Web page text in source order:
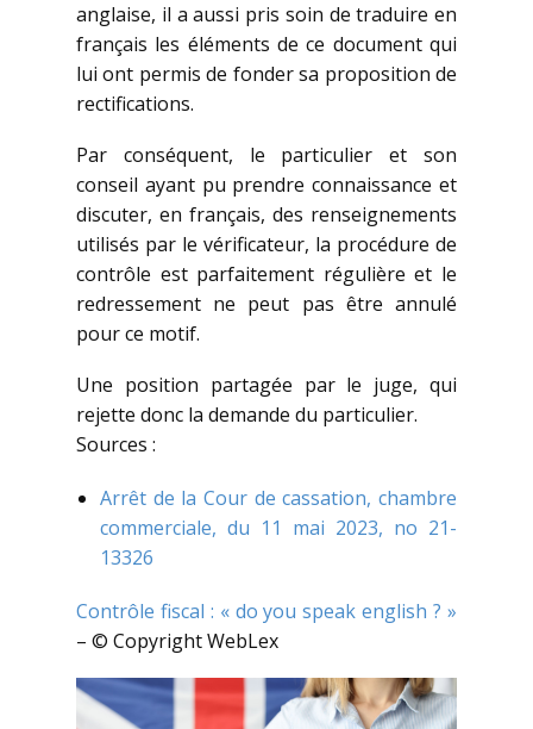
anglaise, il a aussi pris soin de traduire en
français les éléments de ce document qui
lui ont permis de fonder sa proposition de
rectifications.
Par conséquent, le particulier et son
conseil ayant pu prendre connaissance et
discuter, en français, des renseignements
utilisés par le vérificateur, la procédure de
contrôle est parfaitement régulière et le
redressement ne peut pas être annulé
pour ce motif.
Une position partagée par le juge, qui
rejette donc la demande du particulier.
Sources :
Arrêt de la Cour de cassation, chambre
commerciale, du 11 mai 2023, no 21-
13326
Contrôle fiscal : « do you speak english ? »
– © Copyright WebLex